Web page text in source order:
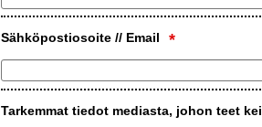
Sähköpostiosoite // Email *
Tarkemmat tiedot mediasta, johon teet